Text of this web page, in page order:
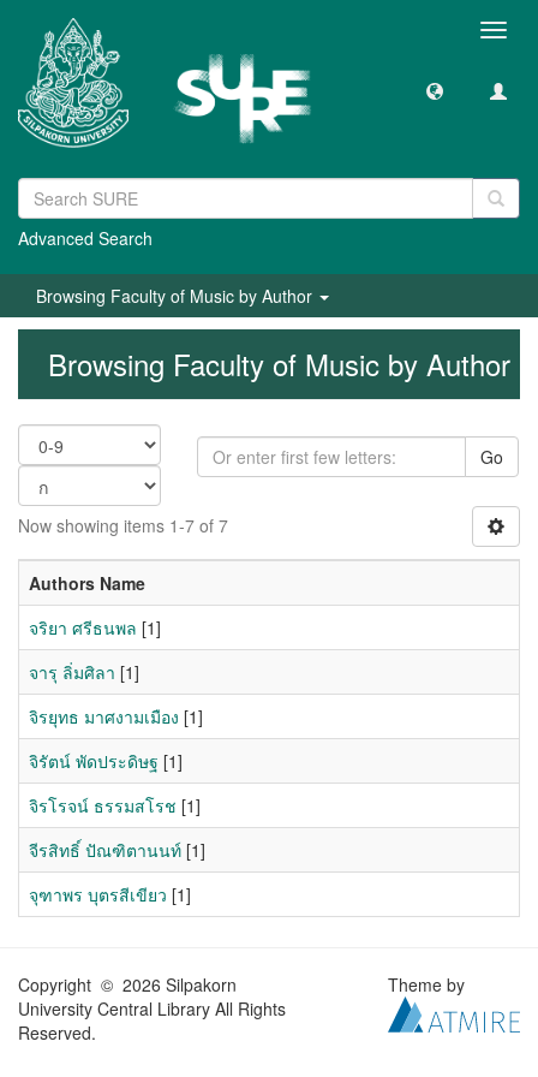
Advanced Search
Browsing Faculty of Music by Author
Browsing Faculty of Music by Author
Go
Now showing items 1-7 of 7
Authors Name
จริยา ศรีธนพล [1]
จารุ ลิ่มศิลา [1]
จิรยุทธ มาศงามเมือง [1]
จิรัตน์ พัดประดิษฐ [1]
จิรโรจน์ ธรรมสโรช [1]
จีรสิทธิ์ ปัณฑิตานนท์ [1]
จุฑาพร บุตรสีเขียว [1]
Copyright © 2026 Silpakorn
University Central Library All Rights
Reserved.
Theme by